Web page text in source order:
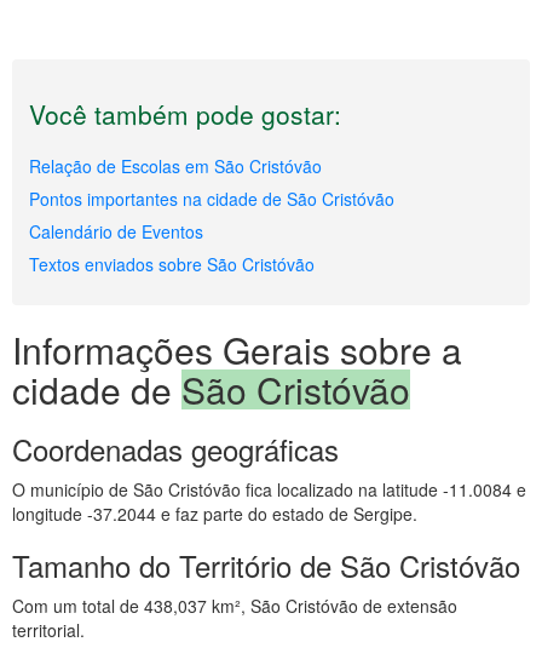
Você também pode gostar:
Relação de Escolas em São Cristóvão
Pontos importantes na cidade de São Cristóvão
Calendário de Eventos
Textos enviados sobre São Cristóvão
Informações Gerais sobre a
cidade de São Cristóvão
Coordenadas geográficas
O município de São Cristóvão fica localizado na latitude -11.0084 e
longitude -37.2044 e faz parte do estado de Sergipe.
Tamanho do Território de São Cristóvão
Com um total de 438,037 km², São Cristóvão de extensão
territorial.